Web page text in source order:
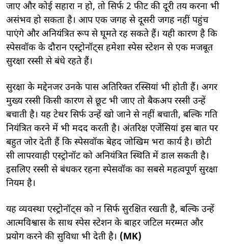
जाए और कोई सहारा न हो, तो सिर्फ 2 फीट की दूरी तय करना भी
असंभव हो सकता है। आप एक जगह से दूसरी जगह नहीं पहुंच
पाएंगे और अनियंत्रित रूप से घूमते रह सकते हैं। यही कारण है कि
स्पेसवॉक के दौरान एस्ट्रोनॉट्स हमेशा स्पेस स्टेशन से एक मजबूत
सुरक्षा रस्सी से बंधे रहते हैं।
सुरक्षा के मद्देनजर उनके पास अतिरिक्त रस्सियां भी होती हैं। अगर
मुख्य रस्सी किसी कारण से छूट भी जाए तो बैकअप रस्सी उन्हें
बचाती है। यह टेथर सिर्फ उन्हें खो जाने से नहीं बचाती, बल्कि गति
नियंत्रित करने में भी मदद करती है। अंतरिक्ष एजेंसियां इस बात पर
बहुत जोर देती हैं कि स्पेसवॉक बेहद जोखिम भरा कार्य है। छोटी
सी लापरवाही एस्ट्रोनॉट को अनियंत्रित स्थिति में डाल सकती है।
इसलिए रस्सी से बंधकर रहना स्पेसवॉक का सबसे महत्वपूर्ण सुरक्षा
नियम है।
यह व्यवस्था एस्ट्रोनॉट्स को न सिर्फ सुरक्षित रखती है, बल्कि उन्हें
आत्मविश्वास के साथ स्पेस स्टेशन के बाहर जटिल मरम्मत और
प्रयोग करने की सुविधा भी देती है। (MK)